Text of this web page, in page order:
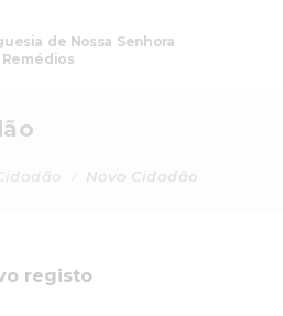
de Nossa Senhora
Novo Cidadão
registo